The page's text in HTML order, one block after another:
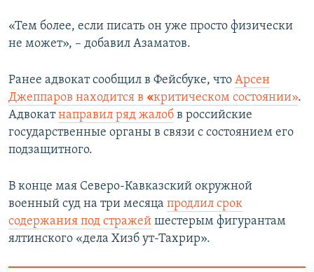
«Тем более, если писать он уже просто физически
не может», – добавил Азаматов.
Ранее адвокат сообщил в Фейсбуке, что Арсен
Джеппаров находится в «критическом состоянии».
Адвокатнаправил ряд жалоб в российские
государственные органы в связи с состоянием его
подзащитного.
В конце мая Северо-Кавказский окружной
военный суд на три месяца продлил срок
содержания под стражей шестерым фигурантам
ялтинского «дела Хизб ут-Тахрир».